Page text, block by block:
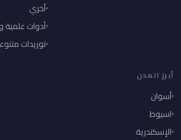
أخري
أدوات علمية
توريدات
أبرز المدن
أسوان
اسيوط
الإسكندرية